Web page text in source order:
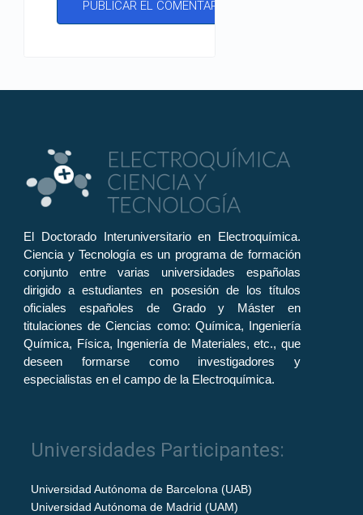
El Doctorado Interuniversitario en Electroquímica.
Ciencia y Tecnología es un programa de formación
conjunto entre varias universidades españolas
dirigido a estudiantes en posesión de los títulos
oficiales españoles de Grado y Máster en
titulaciones de Ciencias como: Química, Ingeniería
Química, Física, Ingeniería de Materiales, etc., que
deseen formarse como investigadores y
especialistas en el campo de la Electroquímica.
Universidades Participantes:
Universidad Autónoma de Barcelona (UAB)
Universidad Autónoma de Madrid (UAM)